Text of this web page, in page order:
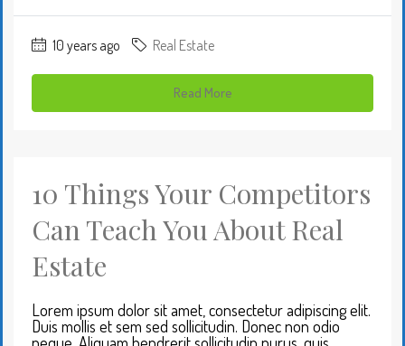
10 years ago Real Estate
Read More
10 Things Your Competitors
Can Teach You About Real
Estate
Lorem ipsum dolor sit amet, consectetur adipiscing elit.
Duis mollis et sem sed sollicitudin. Donec non odio